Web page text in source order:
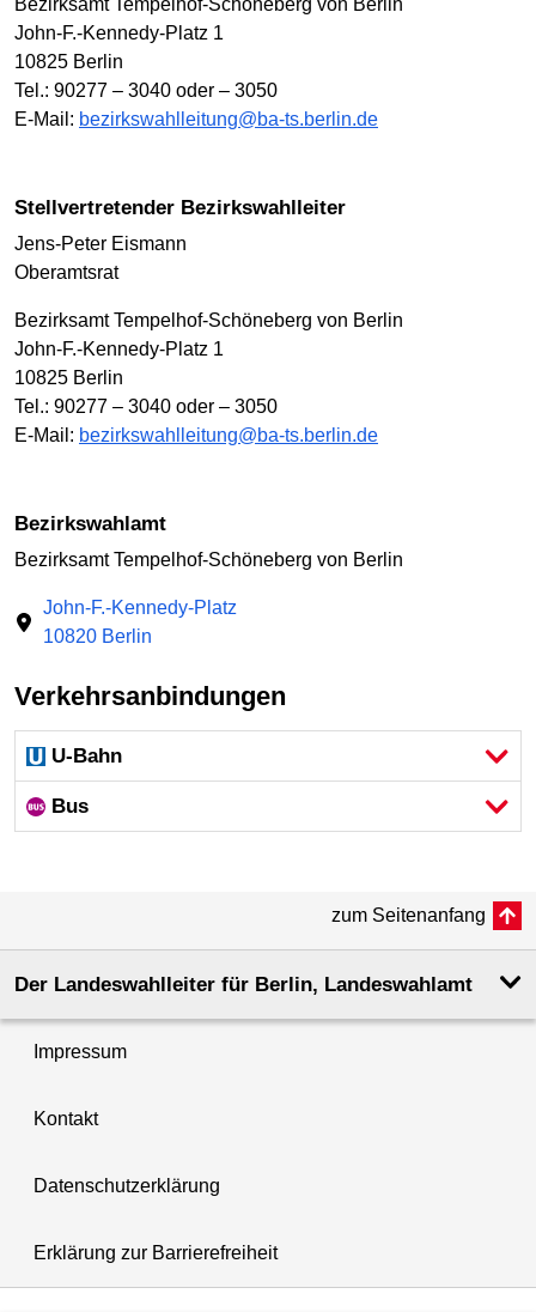
Bezirksamt Tempelhof-Schöneberg von Berlin
John-F.-Kennedy-Platz 1
10825 Berlin
Tel.: 90277 – 3040 oder – 3050
E-Mail: bezirkswahlleitung@ba-ts.berlin.de
Stellvertretender Bezirkswahlleiter
Jens-Peter Eismann
Oberamtsrat
Bezirksamt Tempelhof-Schöneberg von Berlin
John-F.-Kennedy-Platz 1
10825 Berlin
Tel.: 90277 – 3040 oder – 3050
E-Mail: bezirkswahlleitung@ba-ts.berlin.de
Bezirkswahlamt
Bezirksamt Tempelhof-Schöneberg von Berlin
John-F.-Kennedy-Platz
10820 Berlin
Verkehrsanbindungen
U-Bahn
Bus
zum Seitenanfang
Der Landeswahlleiter für Berlin, Landeswahlamt
Impressum
Kontakt
Datenschutzerklärung
Erklärung zur Barrierefreiheit